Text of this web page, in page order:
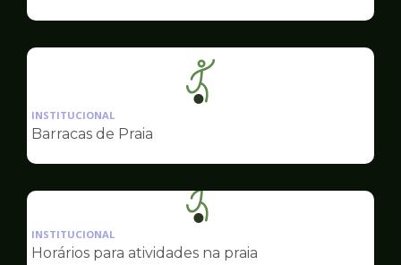
Esportes
Ilustração
da
Esportes
INSTITUCIONAL
Barracas de Praia
Ilustração
da
pagina
INSTITUCIONAL
Horários para atividades na praia